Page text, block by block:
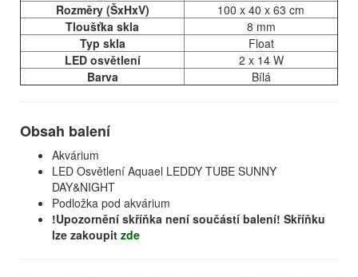
Rozměry (ŠxHxV)
100 x 40 x 63 cm
Tloušťka skla
8 mm
Typ skla
Float
LED osvětlení
2 x 14 W
Barva
Bílá
Obsah balení
Akvárium
LED Osvětlení Aquael LEDDY TUBE SUNNY
DAY&NIGHT
Podložka pod akvárium
!Upozornění skříňka není součástí balení! Skříňku
lze zakoupit zde